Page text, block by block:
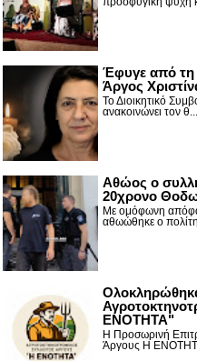
Έφυγε από τη
Άργος
Το Διοικητικό
ανακοινώνει τον θ...
Αθώος ο
20χρονο
Με ομόφωνη
αθωώθηκε ο
ΕΝΟΤΗΤΑ"
Η Προσωρινή
Άργους Η